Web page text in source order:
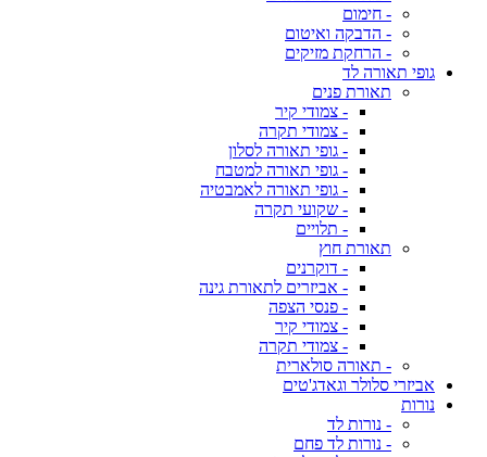
- חימום
- הדבקה ואיטום
- הרחקת מזיקים
גופי תאורה לד
תאורת פנים
- צמודי קיר
- צמודי תקרה
- גופי תאורה לסלון
- גופי תאורה למטבח
- גופי תאורה לאמבטיה
- שקועי תקרה
- תלויים
תאורת חוץ
- דוקרנים
- אביזרים לתאורת גינה
- פנסי הצפה
- צמודי קיר
- צמודי תקרה
- תאורה סולארית
אביזרי סלולר וגאדג'טים
נורות
- נורות לד
- נורות לד פחם